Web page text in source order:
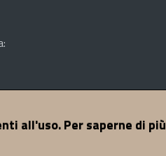
all'uso. Per saperne di più